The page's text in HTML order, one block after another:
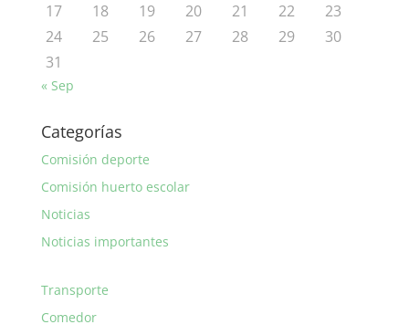
17
18 19 20 21 22
23
24
25 26 27 28 29
30
31
« Sep
Categorías
Comisión deporte
Comisión huerto escolar
Noticias
Noticias importantes
Transporte
Comedor